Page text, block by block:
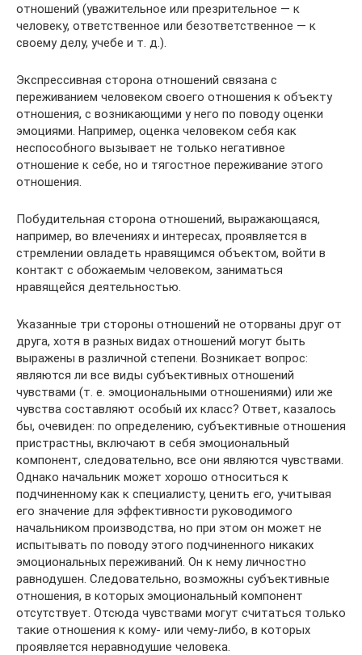
отношений (уважительное или презрительное — к
человеку, ответственное или безответственное — к
своему делу, учебе и т. д.).
Экспрессивная сторона отношений связана с
переживанием человеком своего отношения к объекту
отношения, с возникающими у него по поводу оценки
эмоциями. Например, оценка человеком себя как
неспособного вызывает не только негативное
отношение к себе, но и тягостное переживание этого
отношения.
Побудительная сторона отношений, выражающаяся,
например, во влечениях и интересах, проявляется в
стремлении овладеть нравящимся объектом, войти в
контакт с обожаемым человеком, заниматься
нравящейся деятельностью.
Указанные три стороны отношений не оторваны друг от
друга, хотя в разных видах отношений могут быть
выражены в различной степени. Возникает вопрос:
являются ли все виды субъективных отношений
чувствами (т. е. эмоциональными отношениями) или же
чувства составляют особый их класс? Ответ, казалось
бы, очевиден: по определению, субъективные отношения
пристрастны, включают в себя эмоциональный
компонент, следовательно, все они являются чувствами.
Однако начальник может хорошо относиться к
подчиненному как к специалисту, ценить его, учитывая
его значение для эффективности руководимого
начальником производства, но при этом он может не
испытывать по поводу этого подчиненного никаких
эмоциональных переживаний. Он к нему личностно
равнодушен. Следовательно, возможны субъективные
отношения, в которых эмоциональный компонент
отсутствует. Отсюда чувствами могут считаться только
такие отношения к кому- или чему-либо, в которых
проявляется неравнодушие человека.